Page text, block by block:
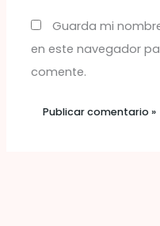
Guarda mi
en este navegador
comente.